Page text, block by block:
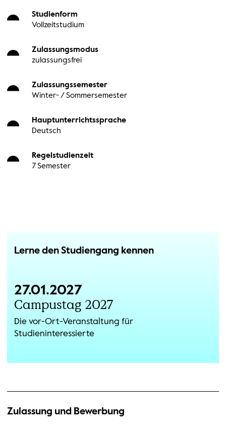
Studienform
Vollzeitstudium
Zulassungsmodus
zulassungsfrei
Zulassungssemester
Winter- / Sommersemester
Hauptunterrichtssprache
Deutsch
Regelstudienzeit
7 Semester
Lerne den Studiengang kennen
27.01.2027
Campustag 2027
Die vor-Ort-Veranstaltung für
Studieninteressierte
Zulassung und Bewerbung